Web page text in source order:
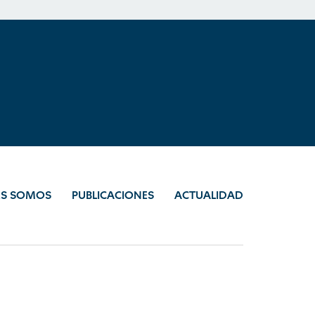
SOMOS PUBLICACIONES ACTUALIDAD